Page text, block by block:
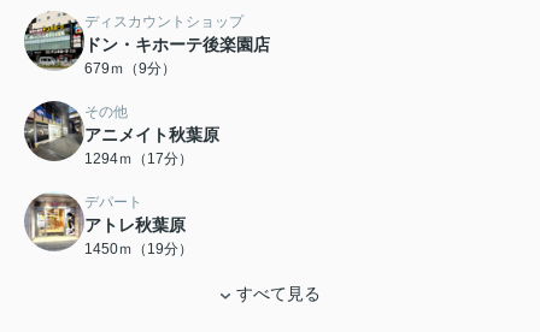
ディスカウントショップ
ドン・キホーテ後楽園店
679ｍ（9分）
その他
アニメイト秋葉原
1294ｍ（17分）
デパート
アトレ秋葉原
1450ｍ（19分）
すべて見る